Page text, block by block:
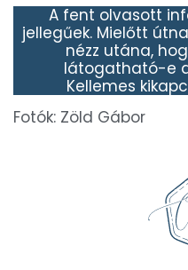
A fent olvasott
jellegűek. Mielőtt
nézz utána,
látogatható-e
Kellemes
Fotók: Zöld Gábor